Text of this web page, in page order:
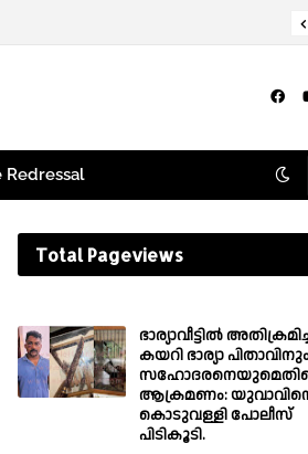
Redressal
Total Pageviews
ഭാര്യാവീട്ടിൽ
കയറി ഭാര്യാ
ആക്രമണം:
കൊടുവള്ളി പോലീസ്
പിടികൂടി.